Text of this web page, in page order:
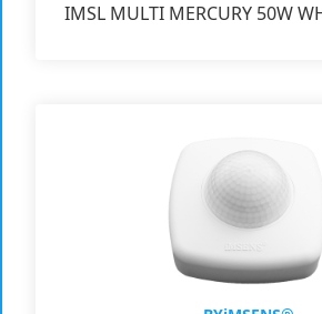
IMSL MULTI MERCURY 50W